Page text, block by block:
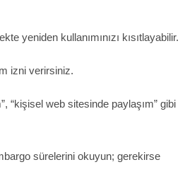
yeniden kullanımınızı kısıtlayabilir.
izni verirsiniz.
“kişisel web sitesinde paylaşım” gibi
sürelerini okuyun; gerekirse